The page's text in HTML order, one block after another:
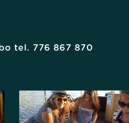
tel. 776 867 870